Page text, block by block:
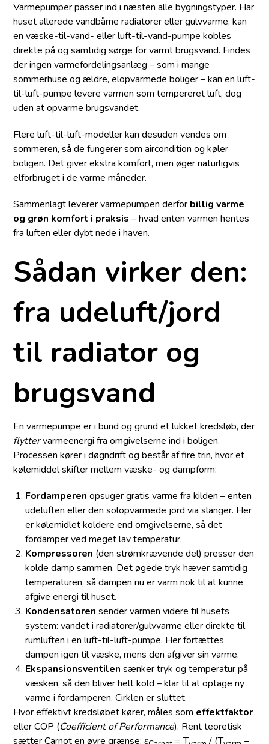
Varmepumper passer ind i næsten alle bygningstyper. Har
huset allerede vandbårne radiatorer eller gulvvarme, kan
en væske-til-vand- eller luft-til-vand-pumpe kobles
direkte på og samtidig sørge for varmt brugsvand. Findes
der ingen varmefordelingsanlæg – som i mange
sommerhuse og ældre, elopvarmede boliger – kan en luft-
til-luft-pumpe levere varmen som tempereret luft, dog
uden at opvarme brugsvandet.
Flere luft-til-luft-modeller kan desuden vendes om
sommeren, så de fungerer som aircondition og køler
boligen. Det giver ekstra komfort, men øger naturligvis
elforbruget i de varme måneder.
Sammenlagt leverer varmepumpen derfor billig varme
og grøn komfort i praksis – hvad enten varmen hentes
fra luften eller dybt nede i haven.
Sådan virker den:
fra udeluft/jord
til radiator og
brugsvand
En varmepumpe er i bund og grund et lukket kredsløb, der
flyttervarmeenergi fra omgivelserne ind i boligen.
Processen kører i døgndrift og består af fire trin, hvor et
kølemiddel skifter mellem væske- og dampform:
Fordamperen opsuger gratis varme fra kilden – enten
udeluften eller den solopvarmede jord via slanger. Her
er kølemidlet koldere end omgivelserne, så det
fordamper ved meget lav temperatur.
Kompressoren (den strømkrævende del) presser den
kolde damp sammen. Det øgede tryk hæver samtidig
temperaturen, så dampen nu er varm nok til at kunne
afgive energi til huset.
Kondensatoren sender varmen videre til husets
system: vandet i radiatorer/gulvvarme eller direkte til
rumluften i en luft-til-luft-pumpe. Her fortættes
dampen igen til væske, mens den afgiver sin varme.
Ekspansionsventilen sænker tryk og temperatur på
væsken, så den bliver helt kold – klar til at optage ny
varme i fordamperen. Cirklen er sluttet.
Hvor effektivt kredsløbet kører, måles som effektfaktor
eller COP (Coefficient of Performance). Rent teoretisk
sætter Carnot en øvre grænse: ε
= T / (T −